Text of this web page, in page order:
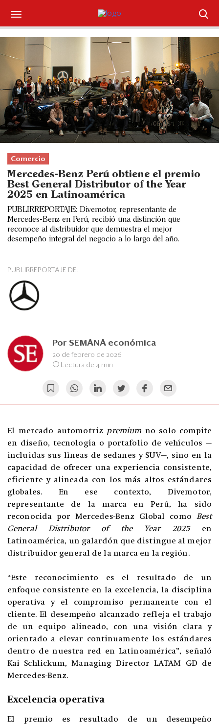
Suscríbase
Portada
¿Qué está pasando?
Sectores y Empresas
Management
Economía y Finanzas
Legal y Política
Eventos
Blogs
Edición Impresa
Comercio
Mercedes-Benz Perú obtiene el premio
Best General Distributor of the Year
2025 en Latinoamérica
PUBLIRREPORTAJE: Divemotor, representante de
Mercedes-Benz en Perú, recibió una distinción que
reconoce al distribuidor que demuestra el mejor
desempeño integral del negocio a lo largo del año.
Por SEMANA económica
20 de febrero de 2026
Lectura de 4 min
PUBLIRREPORTAJE DE:
El mercado automotriz premiumno solo compite
en diseño, tecnología o portafolio de vehículos —
incluidas sus líneas de sedanes y SUV—, sino en la
capacidad de ofrecer una experiencia consistente,
eficiente y alineada con los más altos estándares
globales. En ese contexto, Divemotor,
representante de la marca en Perú, ha sido
reconocida por Mercedes-Benz Global como Best
General Distributor of the Year 2025en
Latinoamérica, un galardón que distingue al mejor
distribuidor general de la marca en la región.
“Este reconocimiento es el resultado de un
enfoque consistente en la excelencia, la disciplina
operativa y el compromiso permanente con el
cliente. El desempeño alcanzado refleja el trabajo
de un equipo alineado, con una visión clara y
orientado a elevar continuamente los estándares
dentro de nuestra red en Latinoamérica”, señaló
Kai Schlickum, Managing Director LATAM GD de
Mercedes-Benz.
Excelencia operativa
El premio es resultado de un desempeño